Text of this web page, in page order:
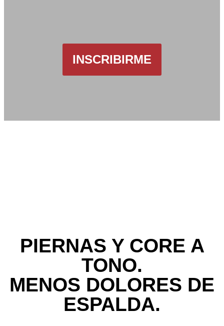
INSCRIBIRME
PIERNAS Y CORE A
TONO.
MENOS DOLORES DE
ESPALDA.